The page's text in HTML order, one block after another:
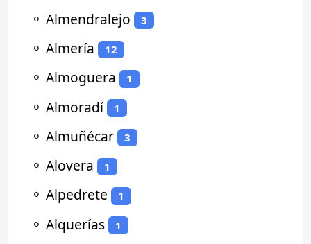
⚬ Almendralejo 3
⚬ Almería 12
⚬ Almoguera 1
⚬ Almoradí 1
⚬ Almuñécar 3
⚬ Alovera 1
⚬ Alpedrete 1
⚬ Alquerías 1